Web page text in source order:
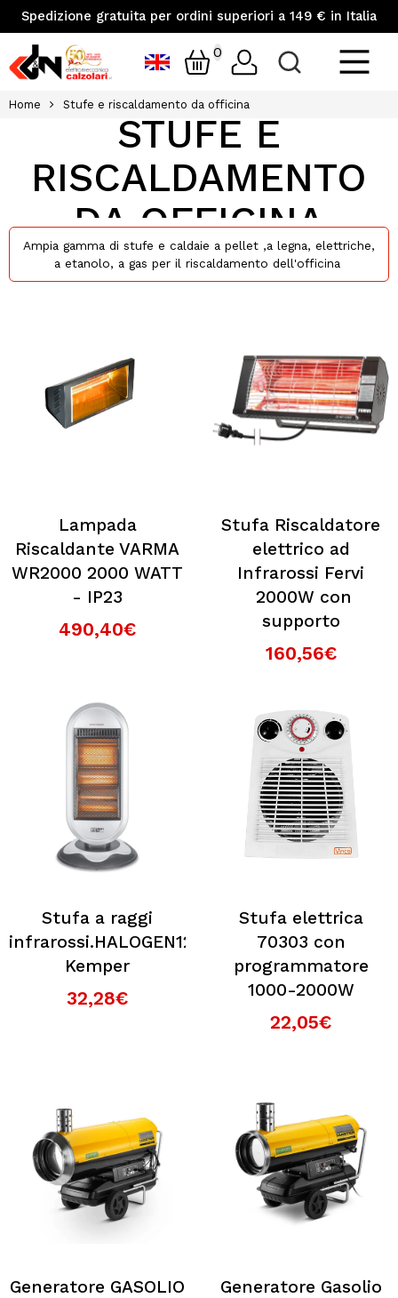
Spedizione gratuita per ordini superiori a 149 € in Italia
0
Home Stufe e riscaldamento da officina
STUFE E
RISCALDAMENTO
DA OFFICINA
Ampia gamma di stufe e caldaie a pellet ,a legna, elettriche,
a etanolo, a gas per il riscaldamento dell'officina
Lampada
Riscaldante VARMA
WR2000 2000 WATT
- IP23
490,40€
Stufa Riscaldatore
elettrico ad
Infrarossi Fervi
2000W con
supporto
160,56€
Stufa a raggi
infrarossi.HALOGEN1200W
Kemper
32,28€
Stufa elettrica
70303 con
programmatore
1000-2000W
22,05€
Generatore GASOLIO
Generatore Gasolio